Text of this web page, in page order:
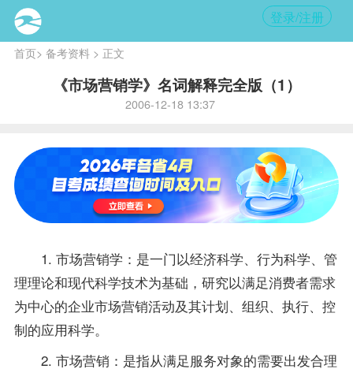
登录/注册
首页> 备考资料> 正文
《市场营销学》名词解释完全版（1）
2006-12-18 13:37
1. 市场营销学 ：是一门以经济科学、行为科学、管
理理论和现代科学技术为基础，研究以满足消费者需求
为中心的企业市场营销活动及其计划、组织、执行、控
制的应用科学。
2. 市场营销：是指从满足服务对象的需要出发合理